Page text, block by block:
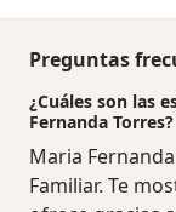
Preguntas
¿Cuáles son las
Fernanda Torres?
Maria
Familiar. Te